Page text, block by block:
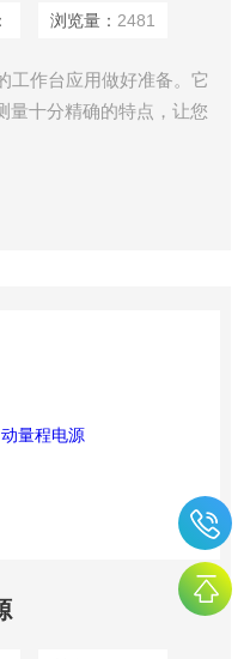
浏览量： 2481
工作台应用做好准备。它
量十分精确的特点，让您
压和电流。您还可以使用
、列表模式和输出耦